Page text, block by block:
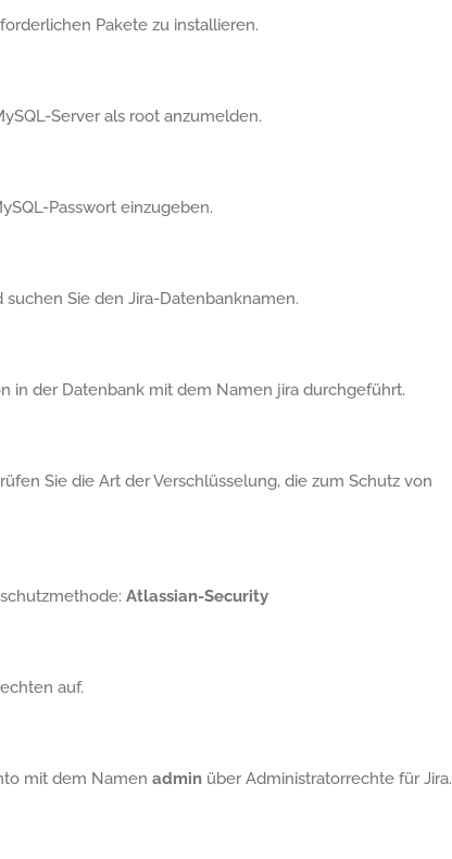
Pakete zu installieren.
Server als root anzumelden.
Passwort einzugeben.
Sie den Jira-Datenbanknamen.
in der Datenbank mit dem Namen jira durchgeführt.
Sie die Art der Verschlüsselung, die zum Schutz von
Atlassian-Security
auf.
mit dem Namen admin über Administratorrechte für Jira.